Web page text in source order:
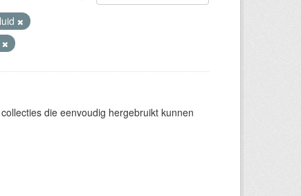
die eenvoudig hergebruikt kunnen